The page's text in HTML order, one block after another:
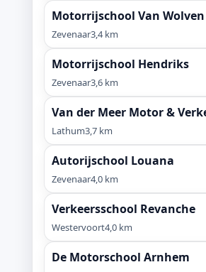
Motorrijschool Van Wolven
Zevenaar3,4 km
Motorrijschool Hendriks
Zevenaar3,6 km
Van der Meer Motor &
Lathum3,7 km
Autorijschool Louana
Zevenaar4,0 km
Verkeersschool Revanche
Westervoort4,0 km
De Motorschool Arnhem